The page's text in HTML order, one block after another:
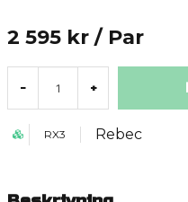
2 595 kr / Par
- +
RX3 Rebec